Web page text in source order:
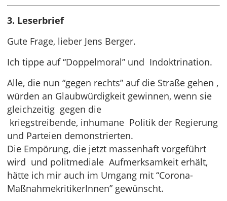
3. Leserbrief
Gute Frage, lieber Jens Berger.
Ich tippe auf “Doppelmoral” und Indoktrination.
Alle, die nun “gegen rechts” auf die Straße gehen ,
würden an Glaubwürdigkeit gewinnen, wenn sie
gleichzeitig gegen die
kriegstreibende, inhumane Politik der Regierung
und Parteien demonstrierten.
Die Empörung, die jetzt massenhaft vorgeführt
wird und politmediale Aufmerksamkeit erhält,
hätte ich mir auch im Umgang mit “Corona-
MaßnahmekritikerInnen” gewünscht.